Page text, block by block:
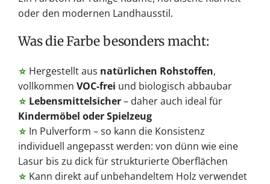
oder den modernen Landhausstil.
Was die Farbe besonders macht:
☆ Hergestellt aus natürlichen Rohstoffen,
vollkommen VOC-frei und biologisch abbaubar
☆ Lebensmittelsicher– daher auch ideal für
Kindermöbel oder Spielzeug
☆ In Pulverform – so kann die Konsistenz
individuell angepasst werden: von dünn wie eine
Lasur bis zu dick für strukturierte Oberflächen
☆ Kann direkt auf unbehandeltem Holz verwendet